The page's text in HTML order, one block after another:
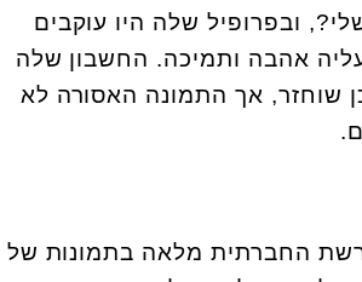
ובפרופיל שלה היו עוקבים
אהבה ותמיכה. החשבון שלה
שוחזר, אך התמונה האסורה לא
החברתית מלאה בתמונות של